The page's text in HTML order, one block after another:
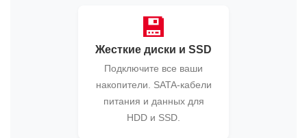
💾
Жесткие диски и SSD
Подключите все ваши
накопители. SATA-кабели
питания и данных для
HDD и SSD.